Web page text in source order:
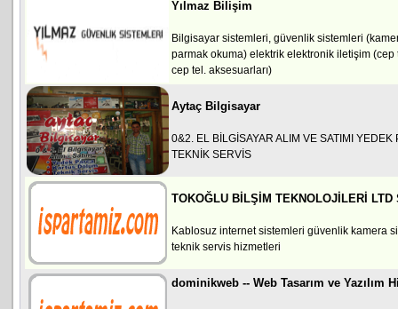
Yılmaz Bilişim
Bilgisayar sistemleri, güvenlik sistemleri
parmak okuma) elektrik elektronik iletişim
cep tel. aksesuarları)
Aytaç Bilgisayar
0&2. EL BİLGİSAYAR ALIM VE SATIMI
TEKNİK SERVİS
TOKOĞLU BİLŞİM TEKNOLOJİLERİ LTD
Kablosuz internet sistemleri güvenlik kamera
teknik servis hizmetleri
dominikweb -- Web Tasarım ve Yazılım